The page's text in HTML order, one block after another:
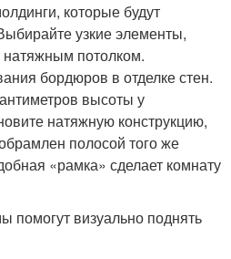
которые будут
узкие элементы,
потолком.
бордюров в отделке стен.
высоты у
натяжную конструкцию,
полосой того же
«рамка» сделает комнату
помогут визуально поднять